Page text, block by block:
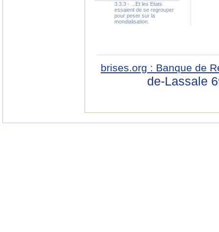
3.3.3 - ...Et les Etats
essaient de se regrouper
pour peser sur la
mondialisation.
brises.org : Banque de
de-Lassale